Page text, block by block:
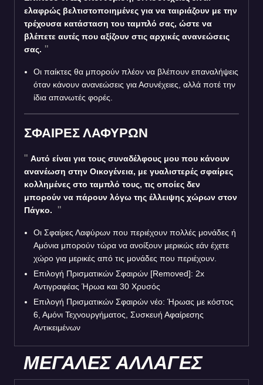
ελαφρώς βελτιστοποιημένες για να ταιριάζουν με την
τρέχουσα κατάσταση του ταμπλό σας, ώστε να
βλέπετε αυτές που αξίζουν στις αρχικές ανανεώσεις
σας.
Οι παίκτες θα μπορούν πλέον να βλέπουν επαναλήψεις
όταν κάνουν ανανεώσεις για Ασυνέχειες, αλλά ποτέ την
ίδια απανωτές φορές.
ΣΦΑΙΡΕΣ ΛΑΦΥΡΩΝ
Αυτό είναι για τους συναδέλφους μου που κάνουν
ανανέωση στην Οικογένεια, με γυαλιστερές σφαίρες
κολλημένες στο ταμπλό τους, τις οποίες δεν
μπορούν να πάρουν λόγω της έλλειψης χώρων στον
Πάγκο.
Οι Σφαίρες Λαφύρων που περιέχουν πολλές μονάδες ή
Αμόνια μπορούν τώρα να ανοίξουν μερικώς εάν έχετε
χώρο για μερικές από τις μονάδες που περιέχουν.
Επιλογή Πρισματικών Σφαιρών [Removed]: 2x
Αντιγραφέας Ήρωα και 30 Χρυσός
Επιλογή Πρισματικών Σφαιρών νέο: Ήρωας με κόστος
6, Αμόνι Τεχνουργήματος, Συσκευή Αφαίρεσης
Αντικειμένων
ΜΕΓΑΛΕΣ ΑΛΛΑΓΕΣ